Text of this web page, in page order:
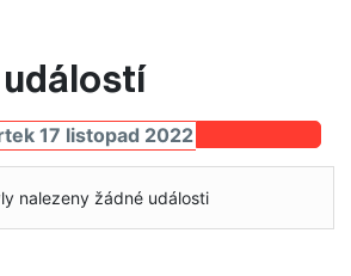
17 listopad 2022
nalezeny žádné události